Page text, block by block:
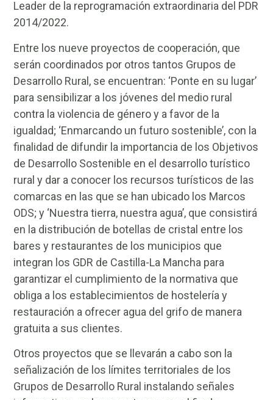
Leader de la reprogramación extraordinaria del PDR
2014/2022.
Entre los nueve proyectos de cooperación, que
serán coordinados por otros tantos Grupos de
Desarrollo Rural, se encuentran: ‘Ponte en su lugar’
para sensibilizar a los jóvenes del medio rural
contra la violencia de género y a favor de la
igualdad; ‘Enmarcando un futuro sostenible’, con la
finalidad de difundir la importancia de los Objetivos
de Desarrollo Sostenible en el desarrollo turístico
rural y dar a conocer los recursos turísticos de las
comarcas en las que se han ubicado los Marcos
ODS; y ‘Nuestra tierra, nuestra agua’, que consistirá
en la distribución de botellas de cristal entre los
bares y restaurantes de los municipios que
integran los GDR de Castilla-La Mancha para
garantizar el cumplimiento de la normativa que
obliga a los establecimientos de hostelería y
restauración a ofrecer agua del grifo de manera
gratuita a sus clientes.
Otros proyectos que se llevarán a cabo son la
señalización de los límites territoriales de los
Grupos de Desarrollo Rural instalando señales